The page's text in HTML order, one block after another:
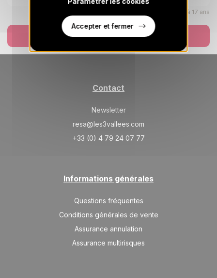
Enfants âgés de 0 à 17 ans
Réserver
Contact
Newsletter
resa@les3vallees.com
+33 (0) 4 79 24 07 77
Informations générales
Questions fréquentes
Conditions générales de vente
Assurance annulation
Assurance multirisques
Accepter et fermer